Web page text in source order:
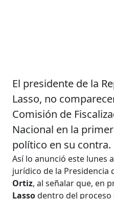
El presidente de la
Lasso, no
Comisión de
Nacional en la
político en su contra.
Así lo anunció este lunes
jurídico de la Presidencia
Ortiz, al señalar que, en
Lassodentro del proceso